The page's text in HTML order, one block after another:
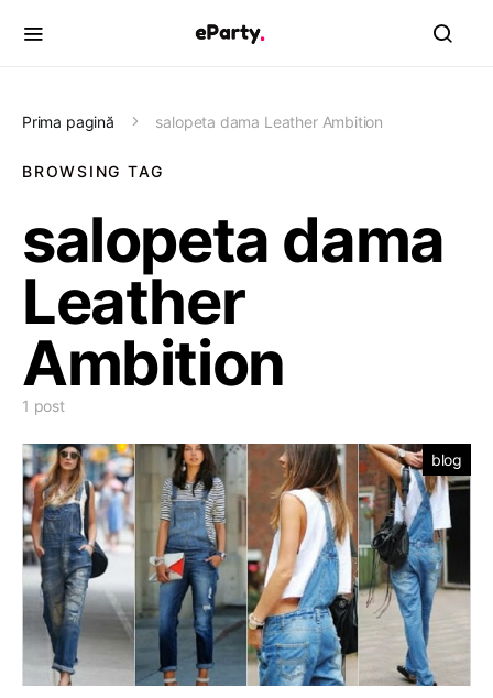
Prima pagină salopeta dama Leather Ambition
BROWSING TAG
salopeta dama
Leather
Ambition
1 post
blog